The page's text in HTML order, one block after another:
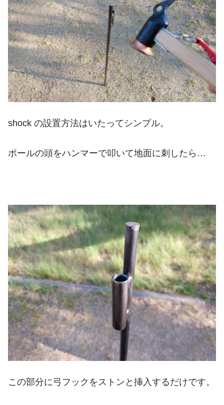
shock の設置方法はいたってシンプル。
ポールの頭をハンマーで叩いて地面に刺したら…
この部分に弓フックをストンと挿入するだけです。